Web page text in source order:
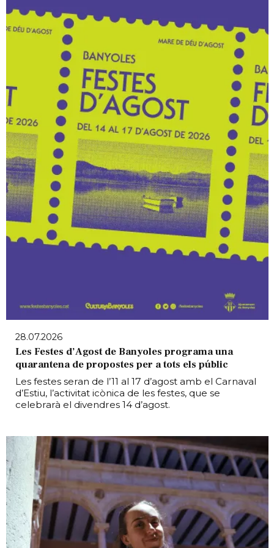
28.07.2026
Les Festes d’Agost de Banyoles programa una
quarantena de propostes per a tots els públic
Les festes seran de l’11 al 17 d’agost amb el Carnaval
d’Estiu, l’activitat icònica de les festes, que se
celebrarà el divendres 14 d’agost.